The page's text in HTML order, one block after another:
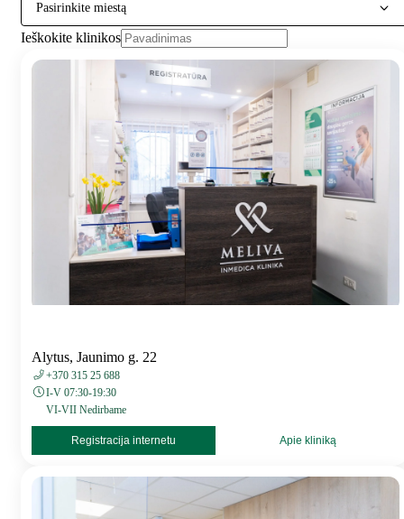
Pasirinkite miestą
Ieškokite klinikos
Alytus, Jaunimo g. 22
+370 315 25 688
I-V 07:30-19:30
VI-VII Nedirbame
Registracija internetu Apie kliniką